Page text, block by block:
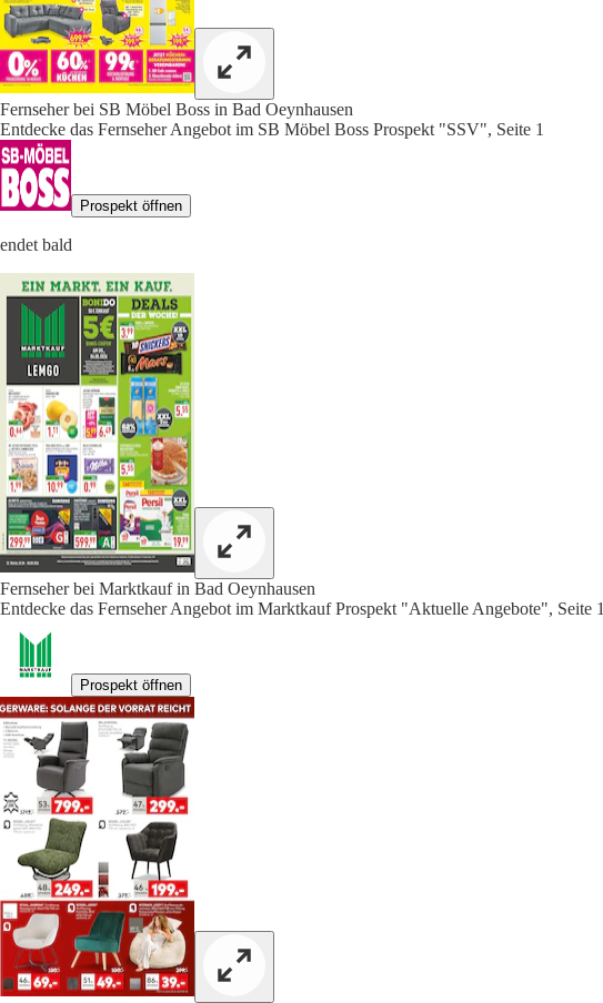
Fernseher bei SB Möbel Boss in Bad Oeynhausen
Entdecke das Fernseher Angebot im SB Möbel Boss Prospekt "SSV", Seite 1
Prospekt öffnen
endet bald
Fernseher bei Marktkauf in Bad Oeynhausen
Entdecke das Fernseher Angebot im Marktkauf Prospekt "Aktuelle Angebote", Seite 1
Prospekt öffnen